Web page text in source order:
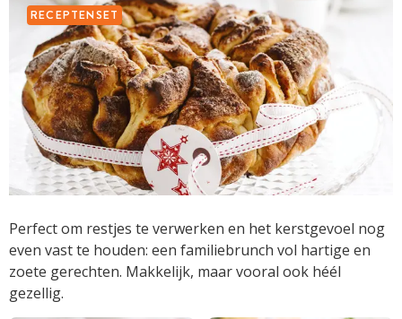
RECEPTENSET
Perfect om restjes te verwerken en het kerstgevoel nog
even vast te houden: een familiebrunch vol hartige en
zoete gerechten. Makkelijk, maar vooral ook héél
gezellig.